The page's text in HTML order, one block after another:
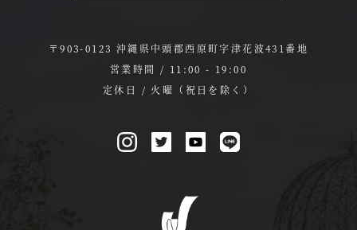
〒903-0123 沖縄県中頭郡西原町字津花波431番地
営業時間 / 11:00 - 19:00
定休日 / 火曜（祝日を除く）